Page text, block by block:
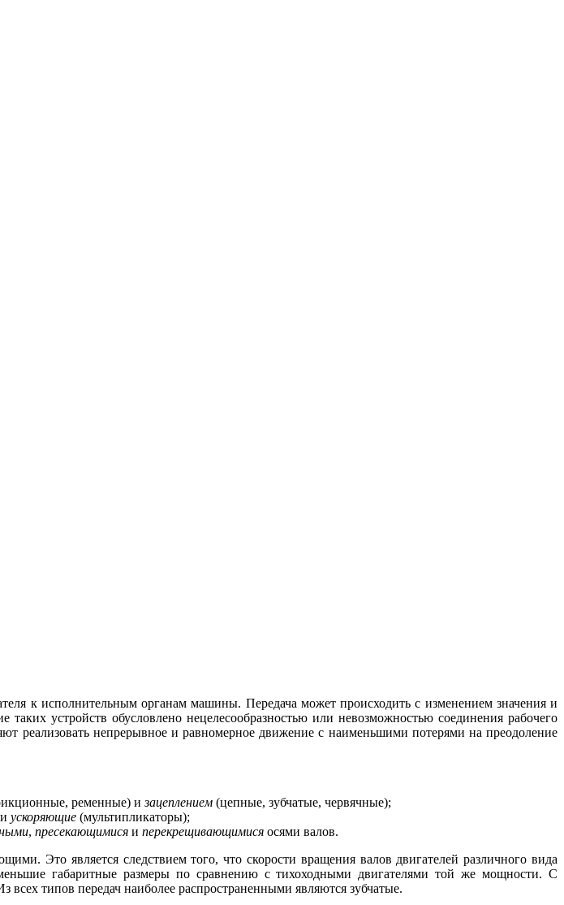
к исполнительным органам машины. Передача может происходить с изменением значения и
устройств обусловлено нецелесообразностью или невозможностью соединения рабочего
реализовать непрерывное и равномерное движение с наименьшими потерями на преодоление
ременные) изацеплением (цепные, зубчатые, червячные);
ускоряющие (мультипликаторы);
, пресекающимися и перекрещивающимися осями валов.
Это является следствием того, что скорости вращения валов двигателей различного вида
габаритные размеры по сравнению с тихоходными двигателями той же мощности. С
типов передач наиболее распространенными являются зубчатые.